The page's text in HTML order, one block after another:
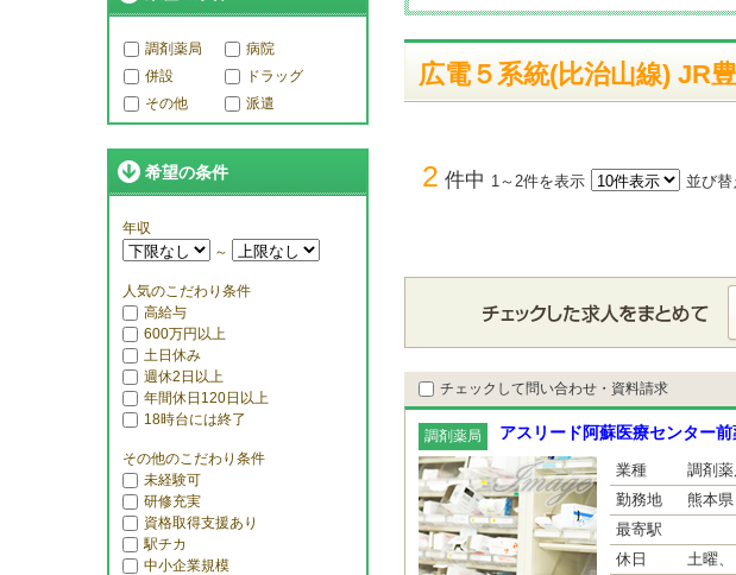
調剤薬局
病院
併設
ドラッグ
その他
派遣
希望の条件
年収
～
人気のこだわり条件
高給与
600万円以上
土日休み
週休2日以上
年間休日120日以上
18時台には終了
その他のこだわり条件
未経験可
研修充実
資格取得支援あり
駅チカ
中小企業規模
広電５系統(比治山線) JR
2 件中 1～2件を表示 並び替
チェックして問い合わせ・資料請求
調剤薬局 アスリード阿蘇医療センター前
業種
調剤薬
勤務地
熊本
最寄駅
休日
土曜、